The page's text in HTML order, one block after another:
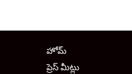
హోమ్
ప్రెస్ మీట్లు